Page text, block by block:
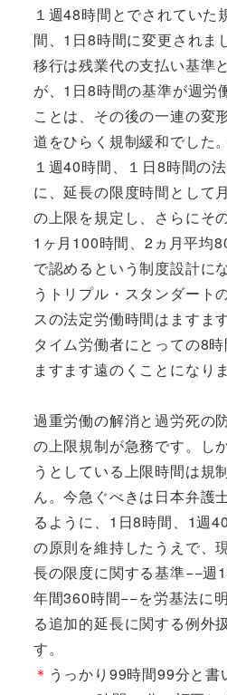
１週48時間とでされていた
間、1日8時間に変更されま
移行は残業代の支払い基準
が、1日8時間の基準が週労
ことは、その後の一連の変
道をひらく規制緩和でした
１週40時間、１日8時間の
に、延長の限度時間として
の上限を規定し、さらにそ
1ヶ月100時間、2ヵ月平均
で認めるという制度設計に
うトリプル・スタンダート
スの法定労働時間はますま
タイム労働者にとっての8
ますます遠のくことになりま
過重労働の解消と過労死の
の上限規制が急務です。し
うとしている上限時間は規
ん。今急ぐべきは日本弁護
るように、1日8時間、1週
の原則を維持したうえで、
長の限度に関する基準−−週
年間360時間−−を労基法に
る追加的延長に関する例外
す。
＊ うっかり99時間99分と